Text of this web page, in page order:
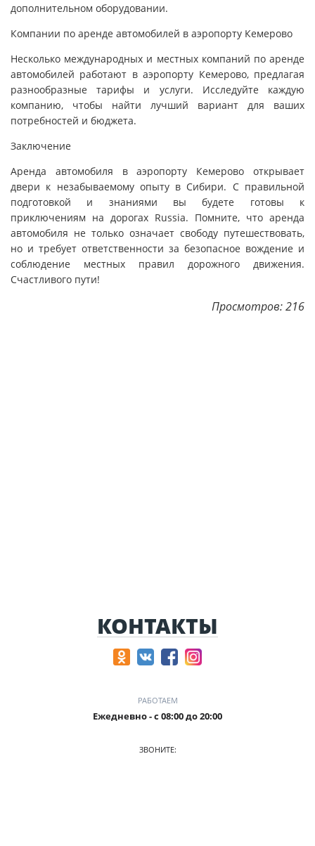
дополнительном оборудовании.
Компании по аренде автомобилей в аэропорту Кемерово
Несколько международных и местных компаний по аренде
автомобилей работают в аэропорту Кемерово, предлагая
разнообразные тарифы и услуги. Исследуйте каждую
компанию, чтобы найти лучший вариант для ваших
потребностей и бюджета.
Заключение
Аренда автомобиля в аэропорту Кемерово открывает
двери к незабываемому опыту в Сибири. С правильной
подготовкой и знаниями вы будете готовы к
приключениям на дорогах Russia. Помните, что аренда
автомобиля не только означает свободу путешествовать,
но и требует ответственности за безопасное вождение и
соблюдение местных правил дорожного движения.
Счастливого пути!
Просмотров: 216
КОНТАКТЫ
РАБОТАЕМ
Ежедневно - с 08:00 до 20:00
ЗВОНИТЕ: